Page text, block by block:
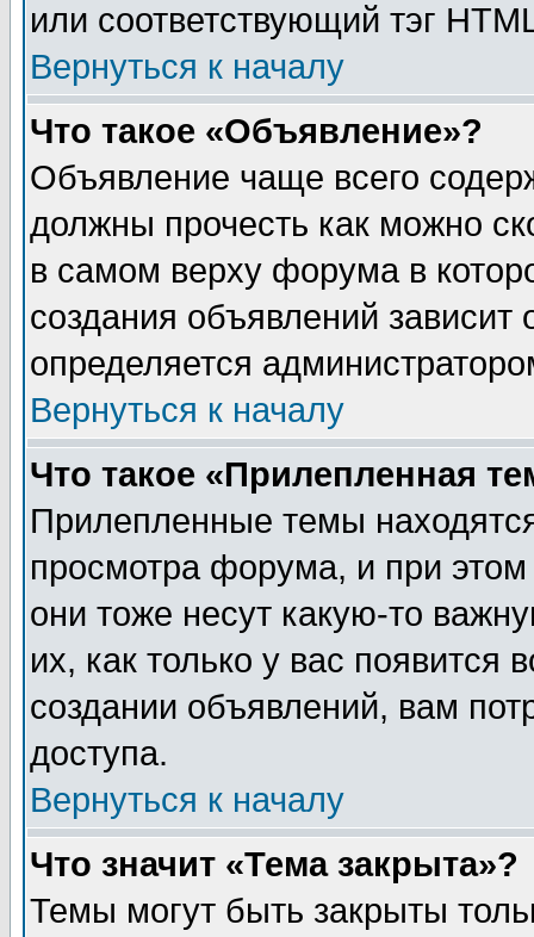
или соответствующий тэг
Вернуться к началу
Что такое «Объявление»?
Объявление чаще всего
должны прочесть как можно
в самом верху форума в
создания объявлений зависит
определяется
Вернуться к началу
Что такое «Прилепленная
Прилепленные темы
просмотра форума, и при
они тоже несут какую-то
их, как только у вас появится
создании объявлений, вам
доступа.
Вернуться к началу
Что значит «Тема закрыта»?
Темы могут быть закрыты